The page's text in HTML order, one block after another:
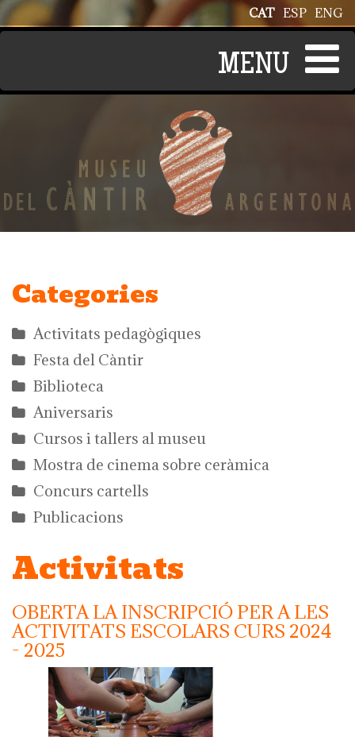
Vés al contingut ENG
ESP
CAT
Categories
Activitats pedagògiques
Festa del Càntir
Biblioteca
Aniversaris
Cursos i tallers al museu
Mostra de cinema sobre ceràmica
Concurs cartells
Publicacions
Activitats
OBERTA LA INSCRIPCIÓ PER A LES
ACTIVITATS ESCOLARS CURS 2024
- 2025